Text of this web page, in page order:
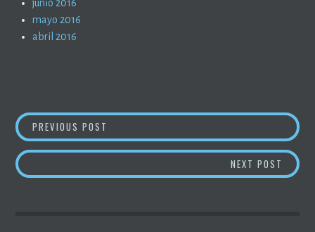
junio 2016
mayo 2016
abril 2016
NAVEGACIÓN
DE
PREVIOUS POST
NEXT POST